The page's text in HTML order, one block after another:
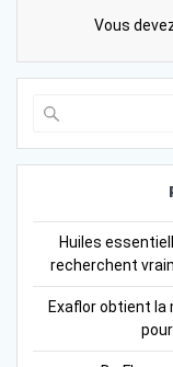
Vous
Huiles
recherchent
Exaflor obtient la